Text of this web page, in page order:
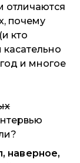
отличаются
почему
кто
касательно
и многое
наверное,